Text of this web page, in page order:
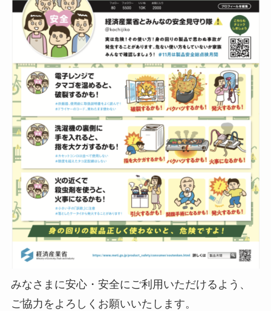
みなさまに安心・安全にご利用いただけるよう、
ご協力をよろしくお願いいたします。